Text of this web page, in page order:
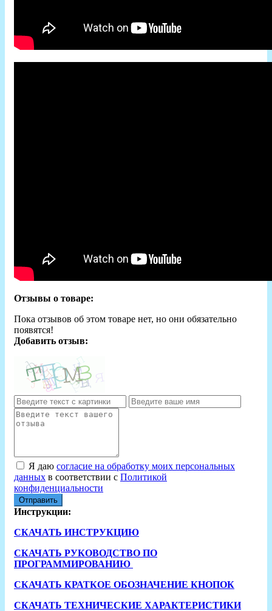
Отзывы о товаре:
Пока отзывов об этом товаре нет, но они обязательно
появятся!
Добавить отзыв:
Я даю согласие на обработку моих персональных
данных в соответствии с Политикой
конфиденциальности
Отправить
Инструкции:
СКАЧАТЬ ИНСТРУКЦИЮ
СКАЧАТЬ РУКОВОДСТВО ПО
ПРОГРАММИРОВАНИЮ
СКАЧАТЬ КРАТКОЕ ОБОЗНАЧЕНИЕ КНОПОК
СКАЧАТЬ ТЕХНИЧЕСКИЕ ХАРАКТЕРИСТИКИ